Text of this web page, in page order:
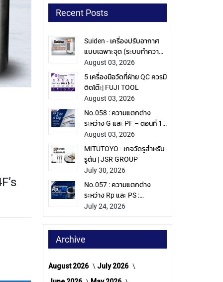
Recent Posts
Suiden - เครื่องปรับอากาศ
แบบเฉพาะจุด (ระบบทำความ
เย็น) | JSR GROUP
August 03, 2026
5 เครื่องมือวัดที่ฝ่าย QC ควรมี
ติดโต๊ะ| FUJI TOOL
August 03, 2026
No.058 : ความแตกต่าง
ระหว่าง G และ PF – ตอนที่ 1 :
YAMAWA
August 03, 2026
MITUTOYO - เกจวัดรูสำหรับ
รูตัน | JSR GROUP
July 30, 2026
No.057 : ความแตกต่าง
ระหว่าง Rp และ PS :
YAMAWA
July 24, 2026
Archive
August 2026
July 2026